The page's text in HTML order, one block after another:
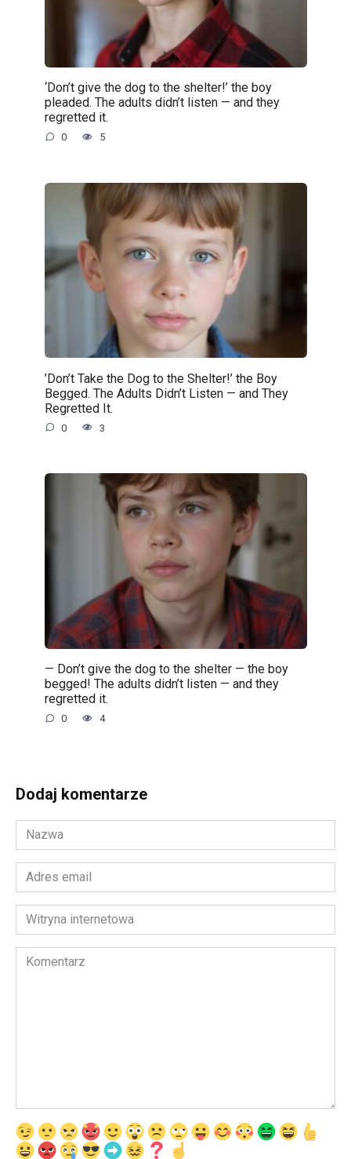
‘Don’t give the dog to the shelter!’ the boy
pleaded. The adults didn’t listen — and they
regretted it.
0 5
’Don’t Take the Dog to the Shelter!’ the Boy
Begged. The Adults Didn’t Listen — and They
Regretted It.
0 3
— Don’t give the dog to the shelter — the boy
begged! The adults didn’t listen — and they
regretted it.
0 4
Dodaj komentarze
Nazwa
*
Adres
email
*Witryna
internetowa
Komentarz